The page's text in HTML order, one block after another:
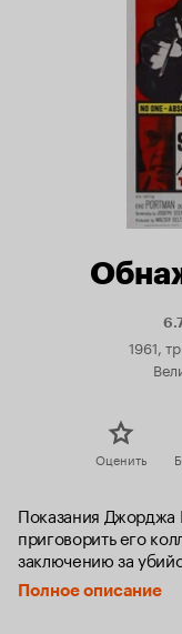
1961,
Оценить
Показания
приговорить его
заключению за
Через некоторое
появляется крупная
Полное описание